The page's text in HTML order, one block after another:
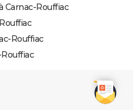
Carnac-Rouffiac
Rouffiac